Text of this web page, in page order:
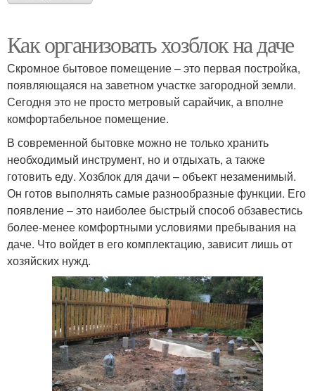
Как организовать хозблок на даче
Скромное бытовое помещение – это первая постройка,
появляющаяся на заветном участке загородной земли.
Сегодня это не просто метровый сарайчик, а вполне
комфортабельное помещение.
В современной бытовке можно не только хранить
необходимый инструмент, но и отдыхать, а также
готовить еду. Хозблок для дачи – объект незаменимый.
Он готов выполнять самые разнообразные функции. Его
появление – это наиболее быстрый способ обзавестись
более-менее комфортными условиями пребывания на
даче. Что войдет в его комплектацию, зависит лишь от
хозяйских нужд.